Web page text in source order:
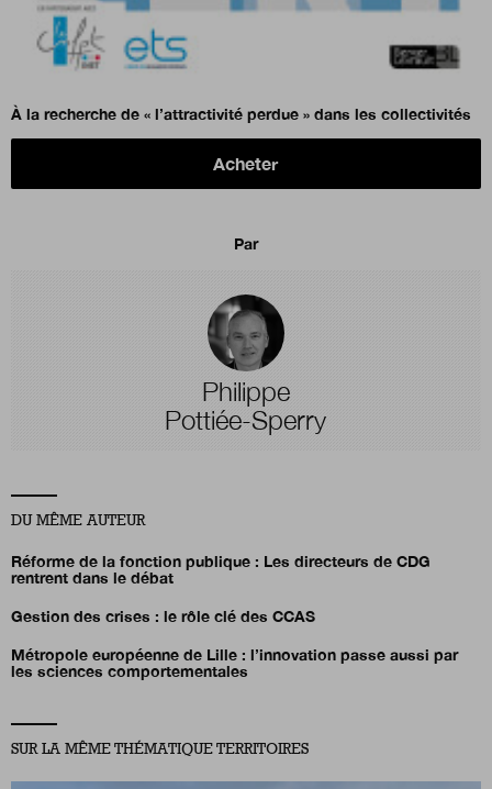
À la recherche de « l’attractivité perdue » dans les collectivités
Acheter
Par
Philippe
Pottiée-Sperry
DU MÊME AUTEUR
Réforme de la fonction publique : Les directeurs de CDG
rentrent dans le débat
Gestion des crises : le rôle clé des CCAS
Métropole européenne de Lille : l’innovation passe aussi par
les sciences comportementales
SUR LA MÊME THÉMATIQUE TERRITOIRES